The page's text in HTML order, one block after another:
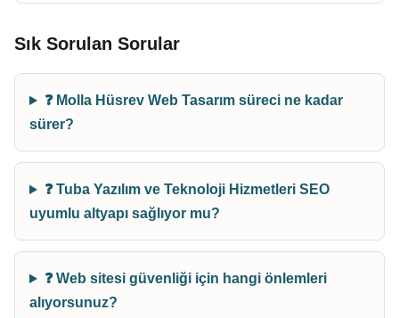
Sık Sorulan Sorular
❓ Molla Hüsrev Web Tasarım süreci ne kadar
sürer?
❓ Tuba Yazılım ve Teknoloji Hizmetleri SEO
uyumlu altyapı sağlıyor mu?
❓ Web sitesi güvenliği için hangi önlemleri
alıyorsunuz?